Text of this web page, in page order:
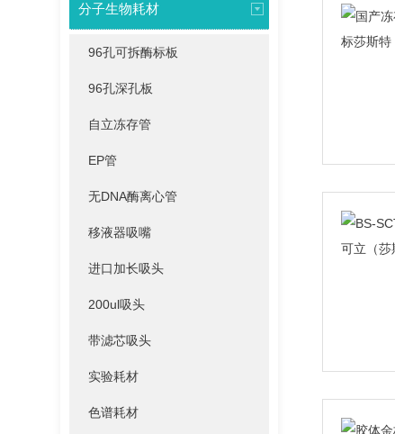
分子生物耗材
96孔可拆酶标板
96孔深孔板
自立冻存管
EP管
无DNA酶离心管
移液器吸嘴
进口加长吸头
200ul吸头
带滤芯吸头
实验耗材
色谱耗材